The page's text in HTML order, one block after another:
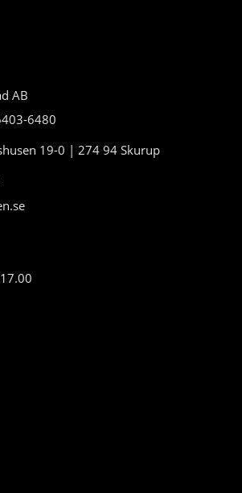
AB
6480
19-0 | 274 94 Skurup